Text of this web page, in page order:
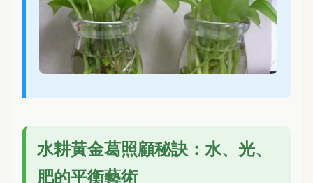
水耕黃金葛照顧秘訣：水、光、
肥的平衡藝術